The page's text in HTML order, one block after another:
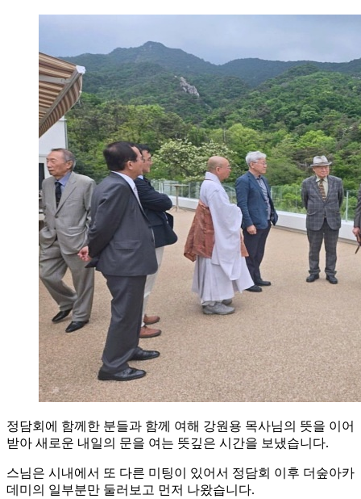
정담회에 함께한 분들과 함께 여해 강원용 목사님의 뜻을 이어
받아 새로운 내일의 문을 여는 뜻깊은 시간을 보냈습니다.
스님은 시내에서 또 다른 미팅이 있어서 정담회 이후 더숲아카
데미의 일부분만 둘러보고 먼저 나왔습니다.